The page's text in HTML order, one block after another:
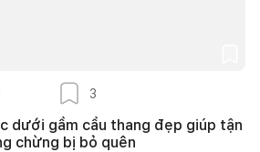
3
dưới gầm cầu thang đẹp giúp tận
chừng bị bỏ quên